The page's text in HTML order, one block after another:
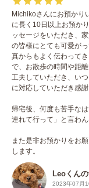
Michikoさんにお預かり
に長く10日以上お預か
ッセージをいただき、
の皆様にとても可愛が
真からもよく伝わって
で、お散歩の時間や距
工夫していただき、い
に対応していただき感謝
帰宅後、何度も苦手な
連れて行って」と言わ
また是非お預かりをお
します。
Leoくん
2023年07月